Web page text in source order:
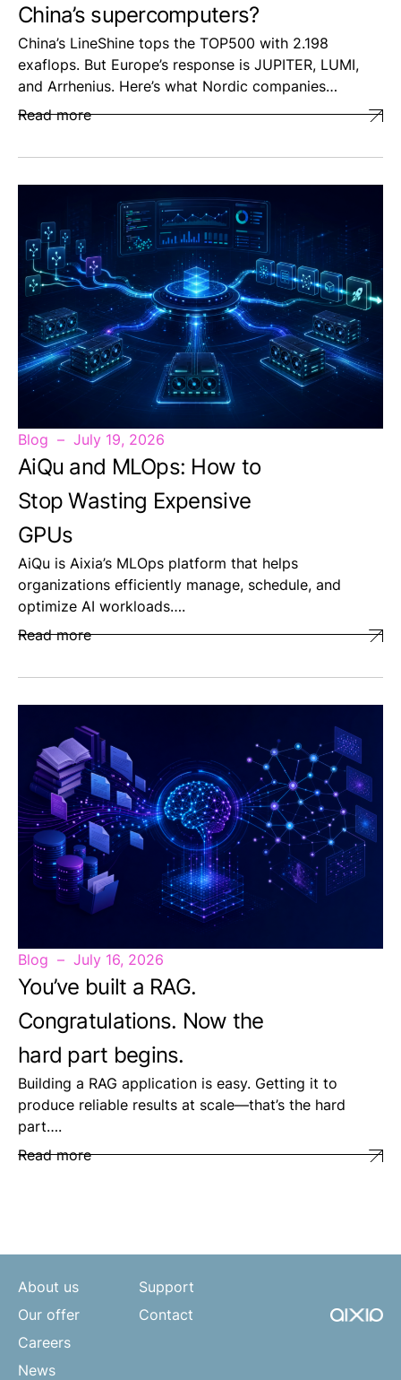
China’s supercomputers?
China’s LineShine tops the TOP500 with 2.198
exaflops. But Europe’s response is JUPITER, LUMI,
and Arrhenius. Here’s what Nordic companies…
Read more
Blog July 19, 2026
AiQu and MLOps: How to
Stop Wasting Expensive
GPUs
AiQu is Aixia’s MLOps platform that helps
organizations efficiently manage, schedule, and
optimize AI workloads….
Read more
Blog July 16, 2026
You’ve built a RAG.
Congratulations. Now the
hard part begins.
Building a RAG application is easy. Getting it to
produce reliable results at scale—that’s the hard
part….
Read more
About us
Our offer
Careers
News
Support
Contact